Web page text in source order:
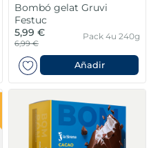
Bombó gelat Gruvi
Festuc
5,99 €
6,99 €
Pack 4u 240g
Añadir